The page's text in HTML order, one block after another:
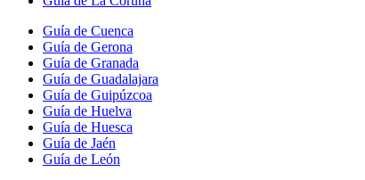
Guía de Cuenca
Guía de Gerona
Guía de Granada
Guía de Guadalajara
Guía de Guipúzcoa
Guía de Huelva
Guía de Huesca
Guía de Jaén
Guía de León